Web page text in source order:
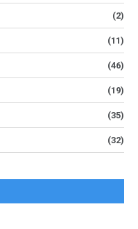
(2)
(11)
(46)
(19)
(35)
(32)